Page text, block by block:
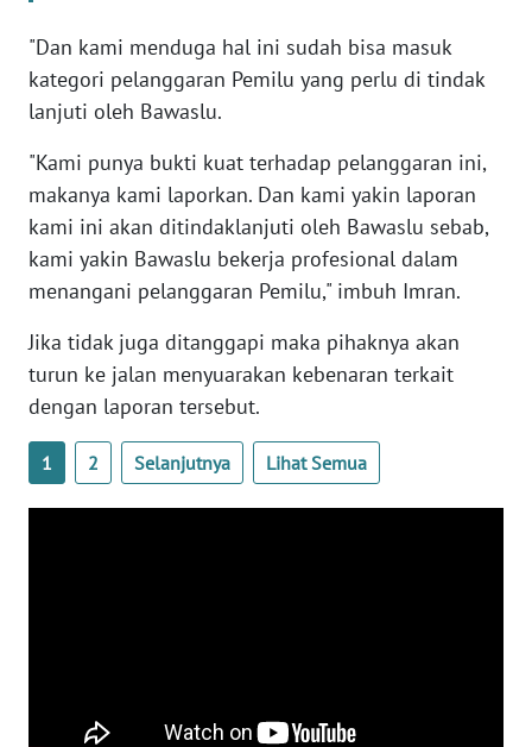
"Dan kami menduga hal ini sudah bisa masuk
kategori pelanggaran Pemilu yang perlu di tindak
lanjuti oleh Bawaslu.
"Kami punya bukti kuat terhadap pelanggaran ini,
makanya kami laporkan. Dan kami yakin laporan
kami ini akan ditindaklanjuti oleh Bawaslu sebab,
kami yakin Bawaslu bekerja profesional dalam
menangani pelanggaran Pemilu," imbuh Imran.
Jika tidak juga ditanggapi maka pihaknya akan
turun ke jalan menyuarakan kebenaran terkait
dengan laporan tersebut.
1 2 Selanjutnya Lihat Semua
WN
SULTENG
WN
SULBAR
WN
BABEL
WN
SUMBAR
WN
SUMSEL
JATENG